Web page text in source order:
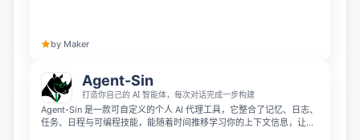
by Maker
Agent-Sin
打造你自己的 AI 智能体，每次对话完成一步构建
Agent-Sin 是一款可自定义的个人 AI 代理工具，它整合了记忆、日志、
任务、日程与可编程技能，能随着时间推移学习你的上下文信息，让对